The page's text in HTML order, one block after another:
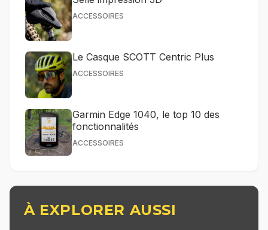
ACCESSOIRES
Le Casque SCOTT Centric Plus
ACCESSOIRES
Garmin Edge 1040, le top 10 des
fonctionnalités
ACCESSOIRES
À EXPLORER AUSSI